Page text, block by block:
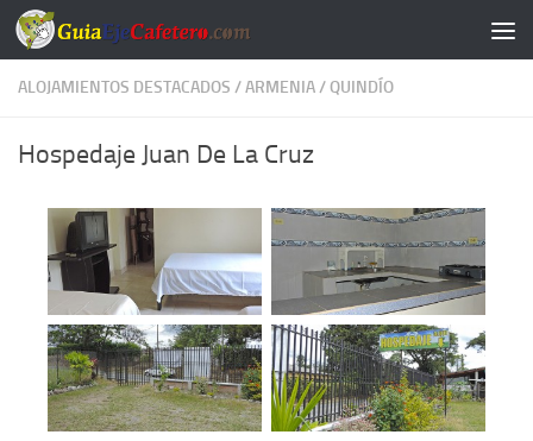
Saltar al contenido
ALOJAMIENTOS DESTACADOS /ARMENIA/QUINDÍO
Hospedaje Juan De La Cruz